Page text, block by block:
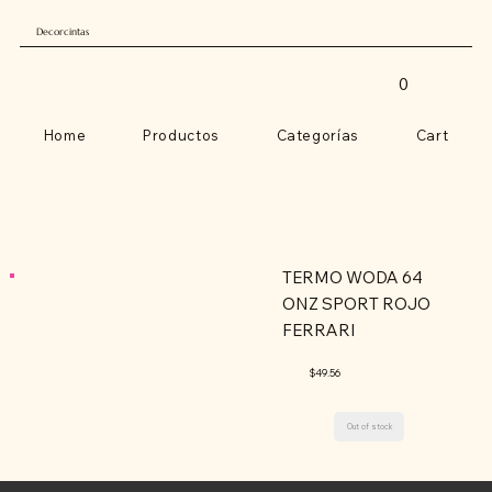
Decorcintas
Home Productos Categorías Cart
0
Out of stock
TERMO WODA 64
ONZ SPORT ROJO
FERRARI
$49.56